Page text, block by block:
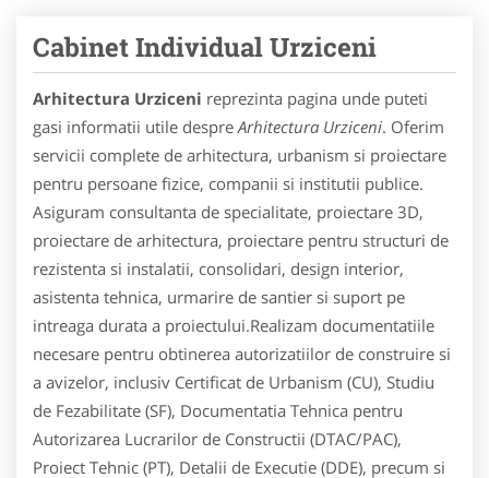
Cabinet Individual Urziceni
Arhitectura Urziceni reprezinta pagina unde puteti
gasi informatii utile despre Arhitectura Urziceni. Oferim
servicii complete de arhitectura, urbanism si proiectare
pentru persoane fizice, companii si institutii publice.
Asiguram consultanta de specialitate, proiectare 3D,
proiectare de arhitectura, proiectare pentru structuri de
rezistenta si instalatii, consolidari, design interior,
asistenta tehnica, urmarire de santier si suport pe
intreaga durata a proiectului.Realizam documentatiile
necesare pentru obtinerea autorizatiilor de construire si
a avizelor, inclusiv Certificat de Urbanism (CU), Studiu
de Fezabilitate (SF), Documentatia Tehnica pentru
Autorizarea Lucrarilor de Constructii (DTAC/PAC),
Proiect Tehnic (PT), Detalii de Executie (DDE), precum si